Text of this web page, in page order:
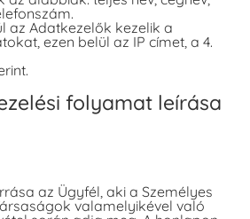
az Adatkezelők kezelik a
ezen belül az IP címet, a 4.
folyamat leírása
az Ügyfél, aki a Személyes
valamelyikével való